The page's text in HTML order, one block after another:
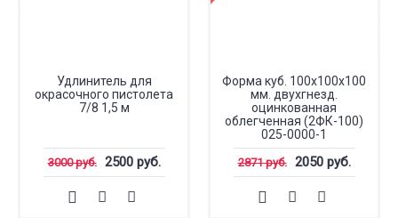
Удлинитель для
окрасочного пистолета
7/8 1,5 м
3000 руб. 2500 руб.
Форма куб. 100х100х100
мм. двухгнезд.
оцинкованная
облегченная (2ФК-100)
025-0000-1
2871 руб. 2050 руб.